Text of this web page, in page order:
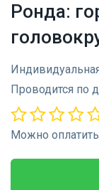
Ронда:
Проводится по
Можно